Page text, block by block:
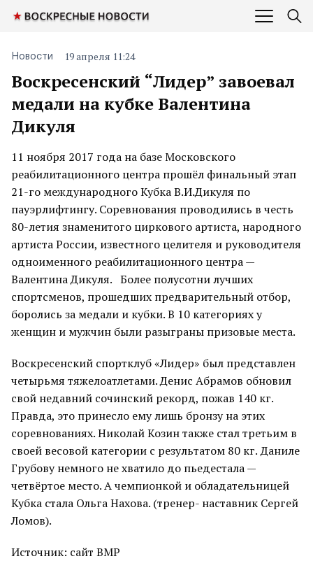
Воскресенский “Лидер” завоевал
медали на кубке Валентина
Дикуля
Новости 19 апреля 11:24
11 ноября 2017 года на базе Московского
реабилитационного центра прошёл финальный этап
21-го международного Кубка В.И.Дикуля по
пауэрлифтингу. Соревнования проводились в честь
80-летия знаменитого циркового артиста, народного
артиста России, известного целителя и руководителя
одноименного реабилитационного центра —
Валентина Дикуля. Более полусотни лучших
спортсменов, прошедших предварительный отбор,
боролись за медали и кубки. В 10 категориях у
женщин и мужчин были разыграны призовые места.
Воскресенский спортклуб «Лидер» был представлен
четырьмя тяжелоатлетами. Денис Абрамов обновил
свой недавний сочинский рекорд, пожав 140 кг.
Правда, это принесло ему лишь бронзу на этих
соревнованиях. Николай Козин также стал третьим в
своей весовой категории с результатом 80 кг. Даниле
Грубову немного не хватило до пьедестала —
четвёртое место. А чемпионкой и обладательницей
Кубка стала Ольга Нахова. (тренер- наставник Сергей
Ломов).
Источник: сайт ВМР